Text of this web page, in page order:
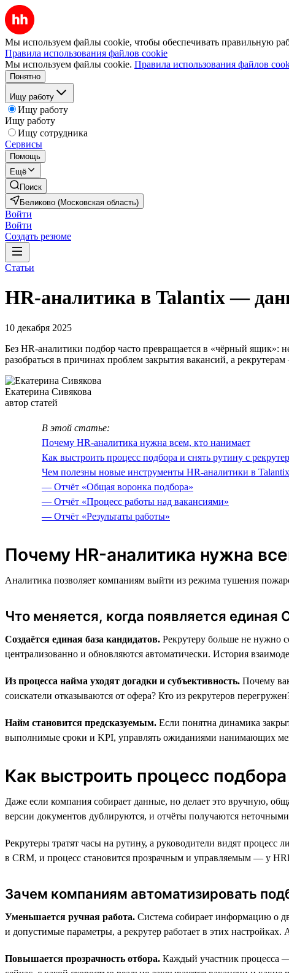
Мы используем файлы cookie, чтобы обеспечивать правильную
Правила использования файлов cookie
Мы используем файлы cookie. Правила использования файлов
Понятно
Ищу работу
Ищу работу
Ищу работу
Ищу сотрудника
Сервисы
Помощь
Ещё
Поиск
Беликово (Московская область)
Войти
Войти
Создать резюме
Статьи
HR-аналитика в Talantix —
10 декабря 2025
Без HR-аналитики подбор часто превращается в «чёрный ящик»:
разобраться в причинах проблем закрытия вакансий, а
Екатерина Сивякова
автор статей
В этой статье:
Почему HR-аналитика нужна всем, кто нанимает
Как выстроить процесс подбора и снять рутину с
Чем полезны новые инструменты HR-аналитики в Talantix
— Отчёт «Общая воронка подбора»
— Отчёт «Процесс работы над вакансиями»
— Отчёт «Результаты работы»
Почему HR-аналитика нужна
Аналитика позволяет компаниям выйти из режима тушения
Что меняется, когда появляется
Создаётся единая база кандидатов. Рекрутеру больше не нужно
централизованно и обновляются автоматически. История
Из процесса найма уходят догадки и субъективность. Почему
соискатели отказываются от офера? Кто из рекрутеров
Найм становится предсказуемым. Если понятна динамика
выполнимые сроки и KPI, управлять ожиданиями нанимающих
Как выстроить процесс
Даже если компания собирает данные, но делает это вручную,
версии документов дублируются, и отчёты получаются
Рекрутеры тратят часы на рутину, а руководители видят
в CRM, и процесс становится прозрачным и управляемым — у
Зачем компаниям автоматизировать
Уменьшается ручная работа. Система собирает информацию о
и допустимые параметры, а рекрутер работает в этих
Повышается прозрачность отбора. Каждый участник процесса —